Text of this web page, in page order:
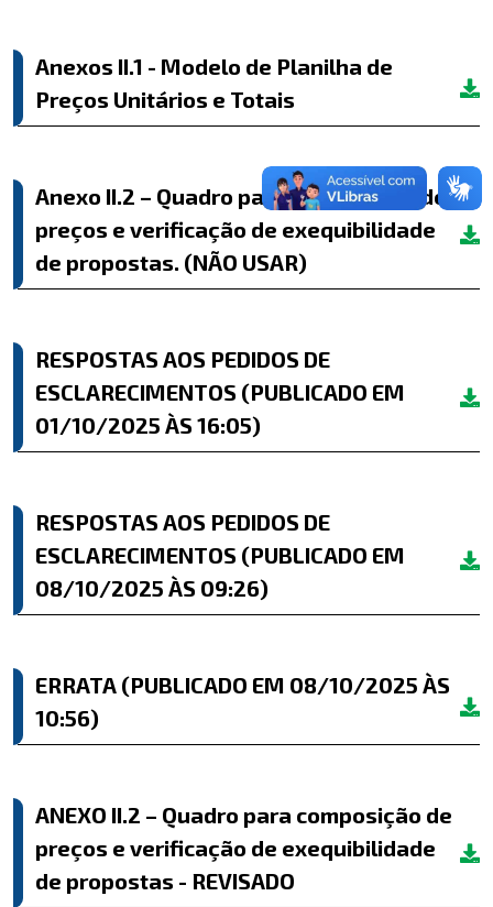
Anexos II.1 - Modelo de Planilha de
Preços Unitários e Totais
Anexo II.2 – Quadro para composição de
preços e verificação de exequibilidade
de propostas. (NÃO USAR)
RESPOSTAS AOS PEDIDOS DE
ESCLARECIMENTOS (PUBLICADO EM
01/10/2025 ÀS 16:05)
RESPOSTAS AOS PEDIDOS DE
ESCLARECIMENTOS (PUBLICADO EM
08/10/2025 ÀS 09:26)
ERRATA (PUBLICADO EM 08/10/2025 ÀS
10:56)
ANEXO II.2 – Quadro para composição de
preços e verificação de exequibilidade
de propostas - REVISADO